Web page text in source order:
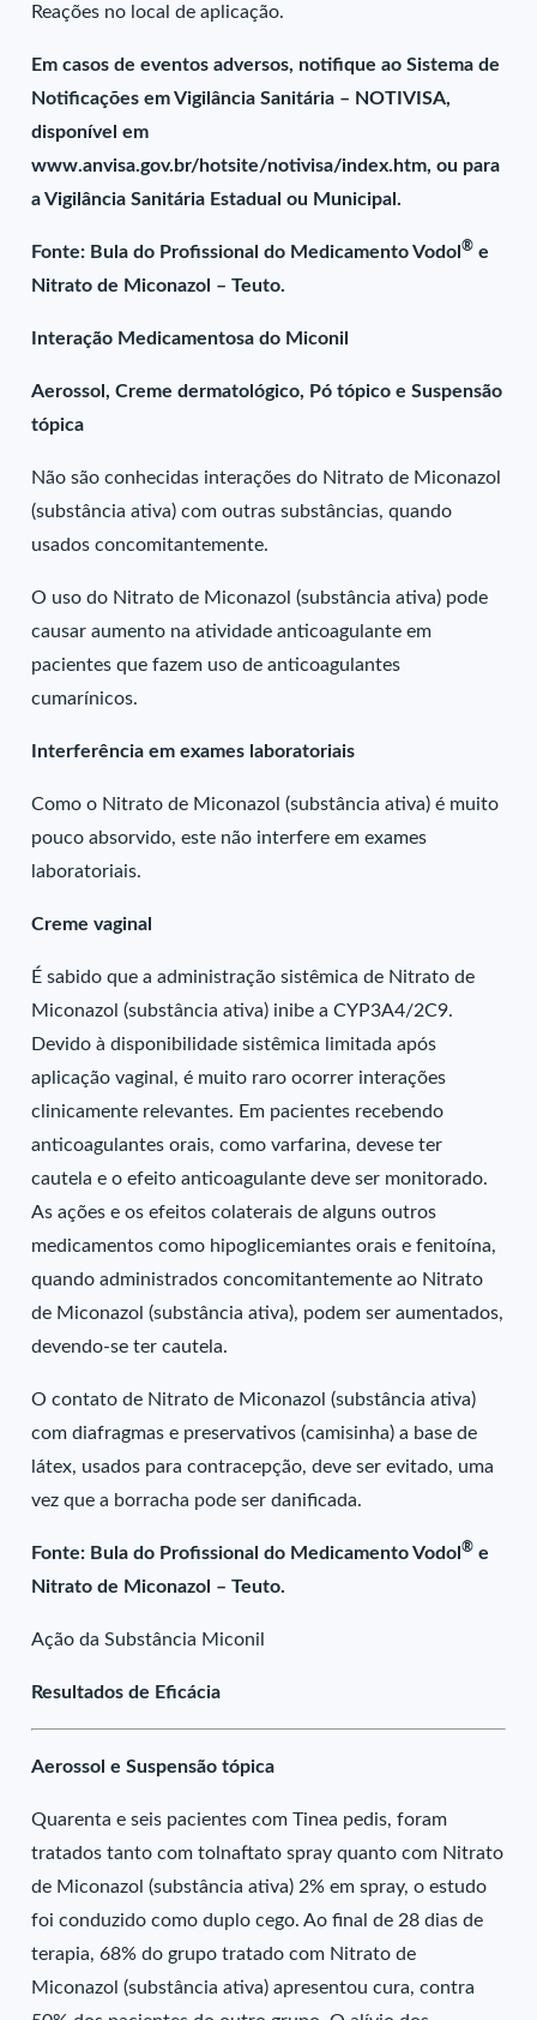
Reações no local de aplicação.
Em casos de eventos adversos, notifique ao Sistema de
Notificações em Vigilância Sanitária – NOTIVISA,
disponível em
www.anvisa.gov.br/hotsite/notivisa/index.htm, ou para
a Vigilância Sanitária Estadual ou Municipal.
Fonte: Bula do Profissional do Medicamento Vodol® e
Nitrato de Miconazol – Teuto.
Interação Medicamentosa do Miconil
Aerossol, Creme dermatológico, Pó tópico e Suspensão
tópica
Não são conhecidas interações do Nitrato de Miconazol
(substância ativa) com outras substâncias, quando
usados concomitantemente.
O uso do Nitrato de Miconazol (substância ativa) pode
causar aumento na atividade anticoagulante em
pacientes que fazem uso de anticoagulantes
cumarínicos.
Interferência em exames laboratoriais
Como o Nitrato de Miconazol (substância ativa) é muito
pouco absorvido, este não interfere em exames
laboratoriais.
Creme vaginal
É sabido que a administração sistêmica de Nitrato de
Miconazol (substância ativa) inibe a CYP3A4/2C9.
Devido à disponibilidade sistêmica limitada após
aplicação vaginal, é muito raro ocorrer interações
clinicamente relevantes. Em pacientes recebendo
anticoagulantes orais, como varfarina, devese ter
cautela e o efeito anticoagulante deve ser monitorado.
As ações e os efeitos colaterais de alguns outros
medicamentos como hipoglicemiantes orais e fenitoína,
quando administrados concomitantemente ao Nitrato
de Miconazol (substância ativa), podem ser aumentados,
devendo-se ter cautela.
O contato de Nitrato de Miconazol (substância ativa)
com diafragmas e preservativos (camisinha) a base de
látex, usados para contracepção, deve ser evitado, uma
vez que a borracha pode ser danificada.
Fonte: Bula do Profissional do Medicamento Vodol® e
Nitrato de Miconazol – Teuto.
Ação da Substância Miconil
Resultados de Eficácia
Aerossol e Suspensão tópica
Quarenta e seis pacientes com Tinea pedis, foram
tratados tanto com tolnaftato spray quanto com Nitrato
de Miconazol (substância ativa) 2% em spray, o estudo
foi conduzido como duplo cego. Ao final de 28 dias de
terapia, 68% do grupo tratado com Nitrato de
Miconazol (substância ativa) apresentou cura, contra